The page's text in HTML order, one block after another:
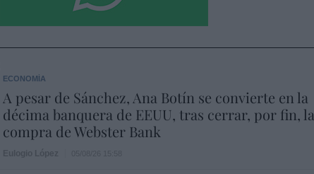
ECONOMÍA
A pesar de Sánchez, Ana Botín se convierte en la
décima banquera de EEUU, tras cerrar, por fin, la
compra de Webster Bank